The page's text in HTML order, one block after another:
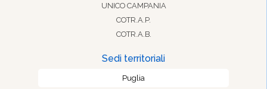
UNICO CAMPANIA
COTR.A.P.
COTR.A.B.
Sedi territoriali
Puglia